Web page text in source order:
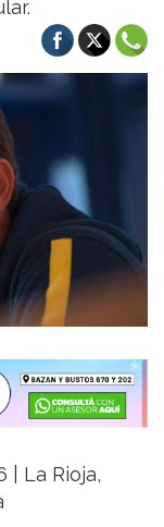
| La Rioja,